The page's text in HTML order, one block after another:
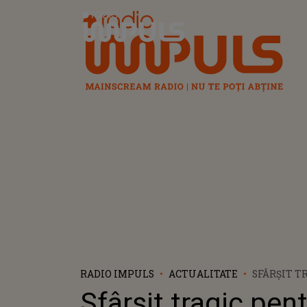
Radio Impuls
RADIO IMPULS ACTUALITATE
SFÂRȘIT
MEMBRU